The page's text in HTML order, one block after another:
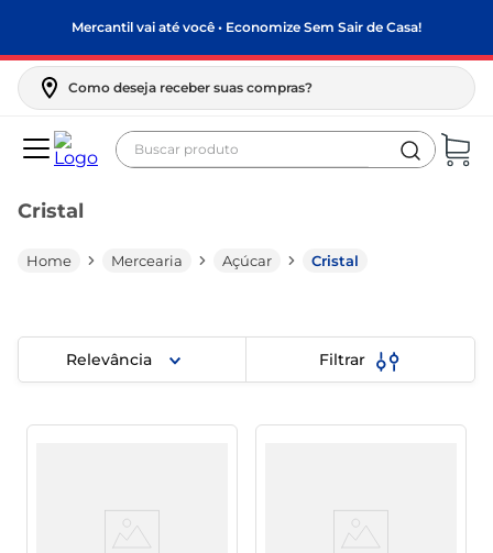
Mercantil vai até você • Economize Sem Sair de Casa!
Como deseja receber suas compras?
Buscar produto
Cristal
Mercearia Açúcar Cristal
Relevância Filtrar
biscoito
feijão